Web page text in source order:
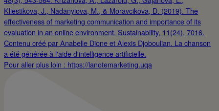
Pour aller plus loin : https://lanotemarketing.uqa